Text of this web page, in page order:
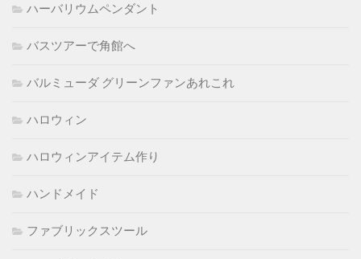
ハーバリウムペンダント
バスツアーで角館へ
バルミューダ グリーンファンあれこれ
ハロウィン
ハロウィンアイテム作り
ハンドメイド
ファブリックスツール